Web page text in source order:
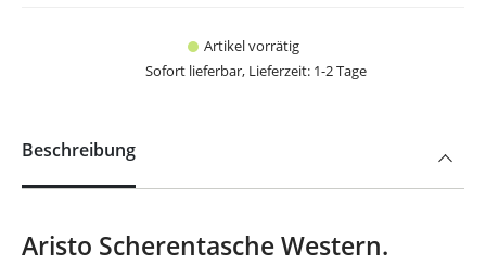
Artikel vorrätig
Sofort lieferbar, Lieferzeit: 1-2 Tage
Beschreibung
Aristo Scherentasche Western.